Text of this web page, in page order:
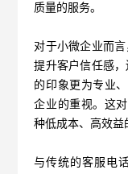
质量的服务。
对于小微企业而
提升客户信任感
的印象更为专业
企业的重视。这
种低成本、高效益
与传统的客服电